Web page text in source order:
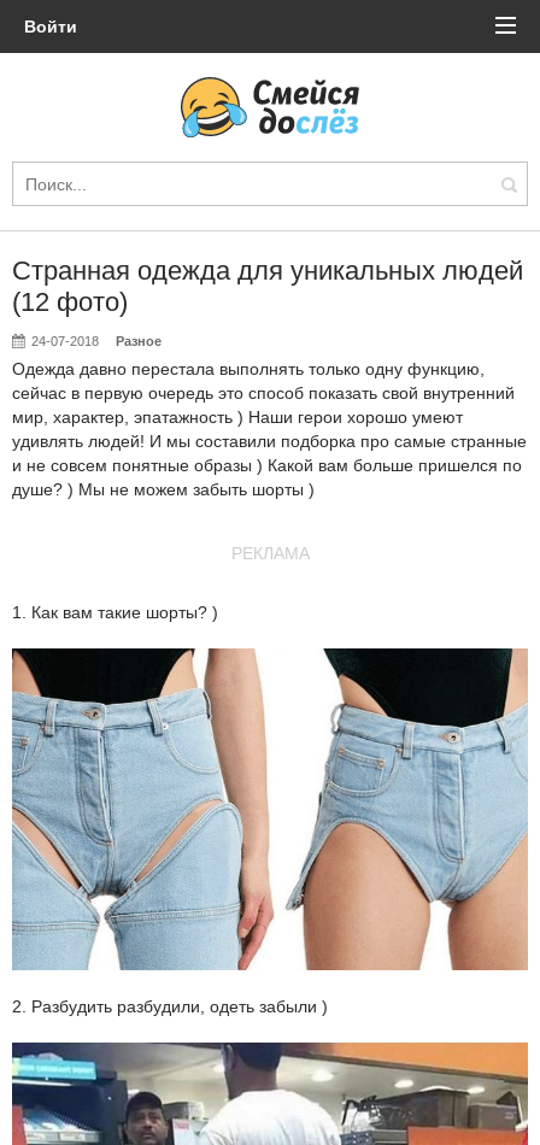
Войти
Странная одежда для уникальных людей
(12 фото)
24-07-2018 Разное
Одежда давно перестала выполнять только одну функцию,
сейчас в первую очередь это способ показать свой внутренний
мир, характер, эпатажность ) Наши герои хорошо умеют
удивлять людей! И мы составили подборка про самые странные
и не совсем понятные образы ) Какой вам больше пришелся по
душе? ) Мы не можем забыть шорты )
РЕКЛАМА
1. Как вам такие шорты? )
2. Разбудить разбудили, одеть забыли )